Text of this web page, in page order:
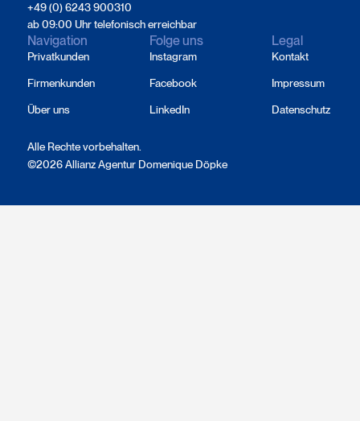
+49 (0) 6243 900310
ab 09:00 Uhr telefonisch erreichbar
Navigation
Privatkunden
Firmenkunden
Über uns
Folge uns
Instagram
Facebook
LinkedIn
Legal
Kontakt
Impressum
Datenschutz
©2026 Allianz Agentur Domenique Döpke
Alle Rechte vorbehalten.